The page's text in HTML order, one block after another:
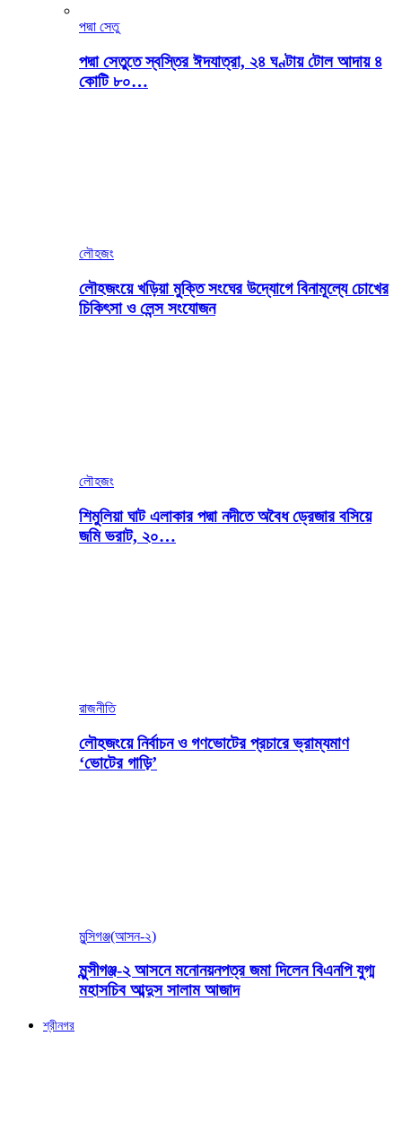
পদ্মা সেতু
পদ্মা সেতুতে স্বস্তির ঈদযাত্রা, ২৪ ঘণ্টায় টোল আদায় ৪
কোটি ৮০…
লৌহজং
লৌহজংয়ে খড়িয়া মুক্তি সংঘের উদ্যোগে বিনামূল্যে চোখের
চিকিৎসা ও লেন্স সংযোজন
লৌহজং
শিমুলিয়া ঘাট এলাকার পদ্মা নদীতে অবৈধ ড্রেজার বসিয়ে
জমি ভরাট, ২০…
রাজনীতি
লৌহজংয়ে নির্বাচন ও গণভোটের প্রচারে ভ্রাম্যমাণ
‘ভোটের গাড়ি’
মুন্সিগঞ্জ(আসন-২)
মুন্সীগঞ্জ-২ আসনে মনোনয়নপত্র জমা দিলেন বিএনপি যুগ্ম
মহাসচিব আব্দুস সালাম আজাদ
শ্রীনগর